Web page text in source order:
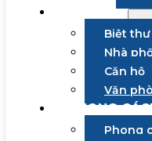
Biệt thự
Nhà
Căn hộ
Văn
PHONG
Phong